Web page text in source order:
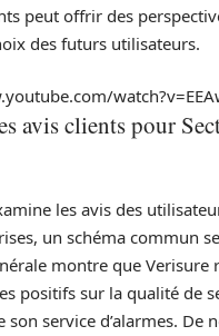
peut offrir des
des futurs utilisateurs.
avis clients pour
les avis des
un schéma commun
montre que Verisure
positifs sur la qualité de
son service d’alarmes. De